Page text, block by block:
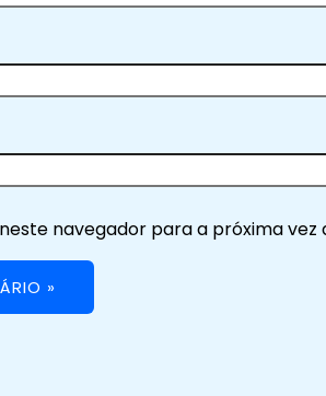
navegador para a próxima vez